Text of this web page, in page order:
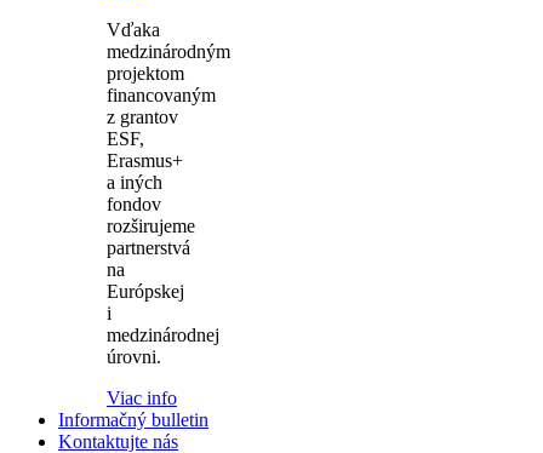
Vďaka
medzinárodným
projektom
financovaným
z grantov
ESF,
Erasmus+
a iných
fondov
rozširujeme
partnerstvá
na
Európskej
i
medzinárodnej
úrovni.
Viac info
Informačný bulletin
Kontaktujte nás